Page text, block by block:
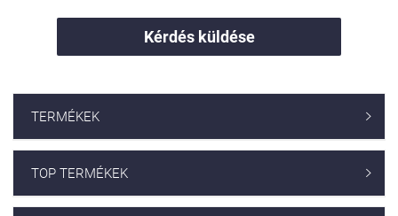
Kérdés küldése
TERMÉKEK 
TOP TERMÉKEK 